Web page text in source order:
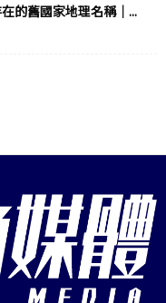
的舊國家地理名稱｜...